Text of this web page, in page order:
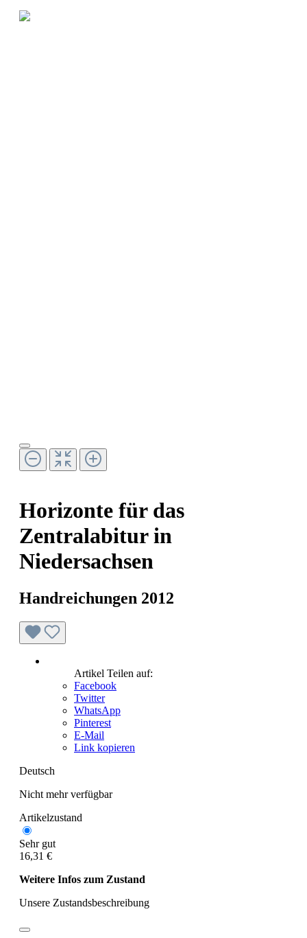
Horizonte für das
Zentralabitur in
Niedersachsen
Handreichungen 2012
Artikel Teilen auf:
Facebook
Twitter
WhatsApp
Pinterest
E-Mail
Link kopieren
Deutsch
Nicht mehr verfügbar
Artikelzustand
Sehr gut
16,31 €
Weitere Infos zum Zustand
Unsere Zustandsbeschreibung